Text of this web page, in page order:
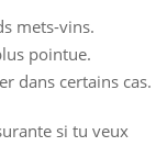
mets-vins.
pointue.
dans certains cas.
si tu veux